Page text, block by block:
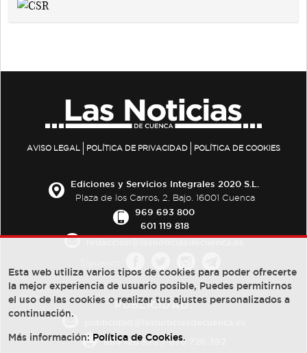
AVISO LEGAL POLÍTICA DE PRIVACIDAD POLÍTICA DE COOKIES
Ediciones y Servicios Integrales 2020 S.L.
Plaza de los Carros, 2. Bajo. 16001 Cuenca
969 693 800
601 119 818
PUBLICIDAD:
684 126 573/670 726 392
Esta web utiliza varios tipos de cookies para poder ofrecerte
la mejor experiencia de usuario posible, Puedes permitirnos
el uso de las cookies o realizar tus ajustes personalizados a
continuación.
Más información: Política de Cookies.